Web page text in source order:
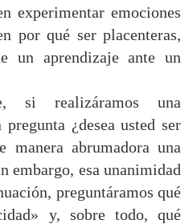
experimentar emociones
por qué ser placenteras,
un aprendizaje ante un
si realizáramos una
¿desea usted ser
manera abrumadora una
embargo, esa unanimidad
preguntáramos qué
y, sobre todo, qué